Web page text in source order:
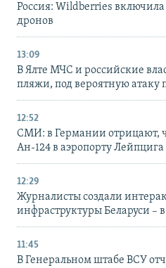
Россия: Wildberries
дронов
13:09
В Ялте МЧС и российские
пляжи, под вероятную атаку
12:52
СМИ: в Германии отрицают,
Ан-124 в аэропорту
12:29
Журналисты создали
инфраструктуры Беларуси –
11:45
В Генеральном штабе ВСУ